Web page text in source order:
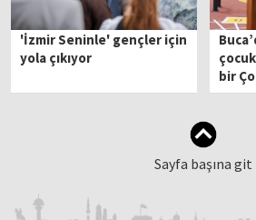
'İzmir Seninle' gençler için
yola çıkıyor
bir
Sayfa başına git